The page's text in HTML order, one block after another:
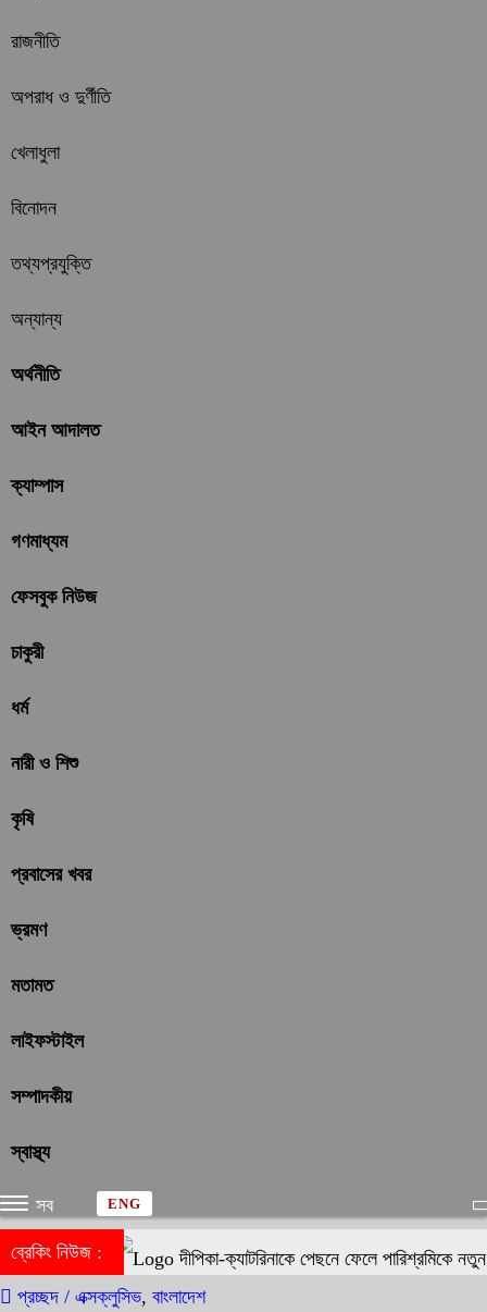
রাজনীতি
অপরাধ ও দুর্ণীতি
খেলাধুলা
বিনোদন
তথ্যপ্রযুক্তি
অন্যান্য
অর্থনীতি
আইন আদালত
ক্যাম্পাস
গণমাধ্যম
ফেসবুক নিউজ
চাকুরী
ধর্ম
নারী ও শিশু
কৃষি
প্রবাসের খবর
ভ্রমণ
মতামত
লাইফস্টাইল
সম্পাদকীয়
স্বাস্থ্য
সব ENG
ব্রেকিং নিউজ :
দীপিকা-ক্যাটরিনাকে পেছনে ফেলে পারিশ্রমিকে নতুন
প্রচ্ছদ / এক্সক্লুসিভ, বাংলাদেশ